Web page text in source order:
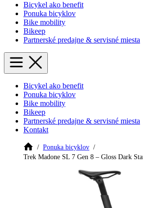
Bicykel ako benefit
Ponuka bicyklov
Bike mobility
Bikeep
Partnerské predajne & servisné miesta
Bicykel ako benefit
Ponuka bicyklov
Bike mobility
Bikeep
Partnerské predajne & servisné miesta
Kontakt
Ponuka bicyklov
Trek Madone SL 7 Gen 8 – Gloss Dark